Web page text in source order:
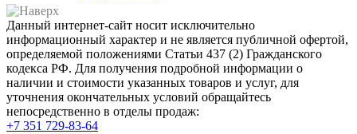
Данный интернет-сайт носит исключительно
информационный характер и не является публичной офертой,
определяемой положениями Статьи 437 (2) Гражданского
кодекса РФ. Для получения подробной информации о
наличии и стоимости указанных товаров и услуг, для
уточнения окончательных условий обращайтесь
непосредственно в отделы продаж:
+7 351 729-83-64